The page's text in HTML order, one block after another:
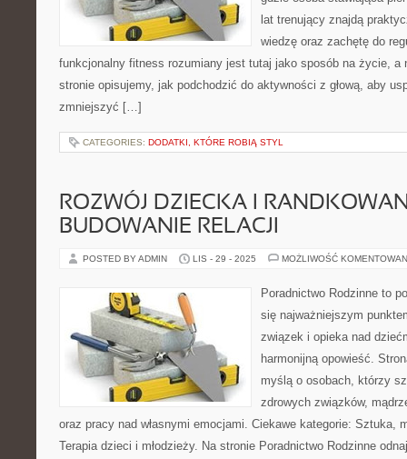
lat trenujący znajdą
wiedzę oraz zachętę do
funkcjonalny fitness rozumiany jest tutaj jako sposób na życie, a
stronie opisujemy, jak podchodzić do aktywności z głową, aby
zmniejszyć […]
CATEGORIES: DODATKI, KTÓRE ROBIĄ STYL
ROZWÓJ DZIECKA I
BUDOWANIE RELACJI
POSTED BY ADMIN LIS - 29 - 2025 MOŻLIWOŚĆ
Poradnictwo Rodzinne to
się najważniejszym
związek i opieka nad
harmonijną opowieść.
myślą o osobach, którzy
zdrowych związków,
oraz pracy nad własnymi emocjami. Ciekawe kategorie: Sztuka,
Terapia dzieci i młodzieży. Na stronie Poradnictwo Rodzinne